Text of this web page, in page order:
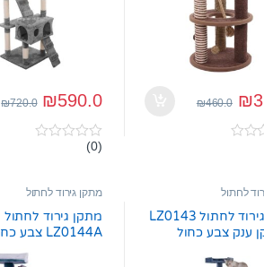
₪
₪460.0
₪590.0
₪720.0
0
o
f
5
(0)
לחתול
מתקן גירוד לחתול LZ0143
ענק צבע כחול
מתקן גירוד לחתול
מתקן גירוד לחתול
LZ0144A צבע כחול